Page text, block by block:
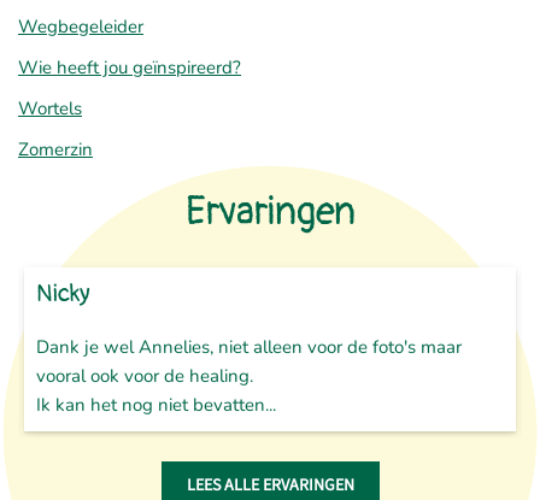
Wegbegeleider
Wie heeft jou geïnspireerd?
Wortels
Zomerzin
Ervaringen
Nicky
Dank je wel Annelies, niet alleen voor de foto's maar
vooral ook voor de healing.
Ik kan het nog niet bevatten...
LEES ALLE ERVARINGEN